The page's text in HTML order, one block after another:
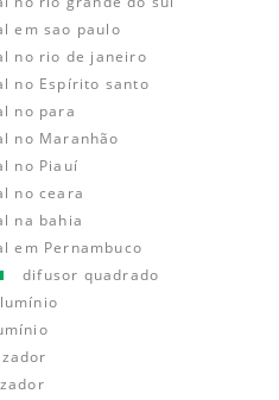
em sao paulo
no rio de janeiro
no Espírito santo
no para
no Maranhão
no Piauí
no ceara
na bahia
em Pernambuco
difusor quadrado